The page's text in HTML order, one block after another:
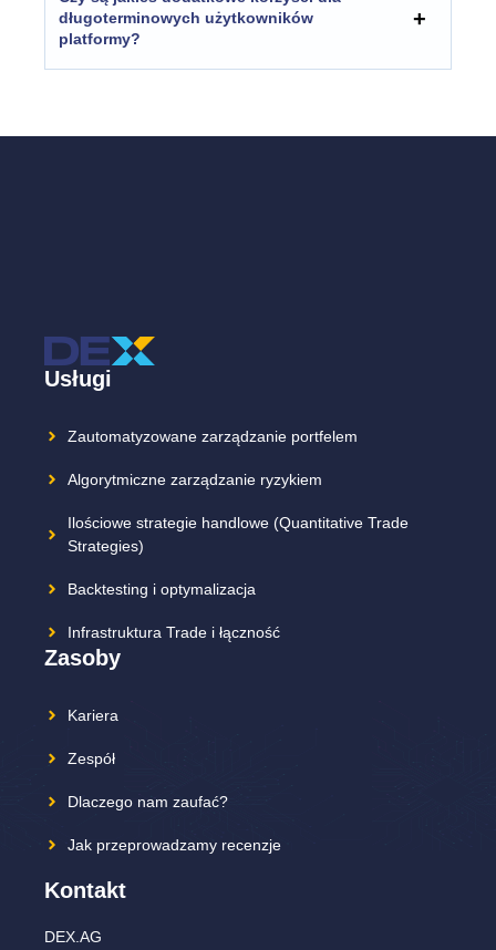
długoterminowych użytkowników
platformy?
Usługi
Zautomatyzowane zarządzanie portfelem
Algorytmiczne zarządzanie ryzykiem
Ilościowe strategie handlowe (Quantitative Trade
Strategies)
Backtesting i optymalizacja
Infrastruktura Trade i łączność
Zasoby
Kariera
Zespół
Dlaczego nam zaufać?
Jak przeprowadzamy recenzje
Kontakt
DEX.AG